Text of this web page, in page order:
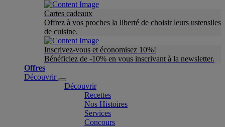
Cartes cadeaux
Offrez à vos proches la liberté de choisir leurs ustensiles
de cuisine.
Inscrivez-vous et économisez 10%!
Bénéficiez de -10% en vous inscrivant à la newsletter.
Offres
Découvrir
Découvrir
Recettes
Nos Histoires
Services
Concours